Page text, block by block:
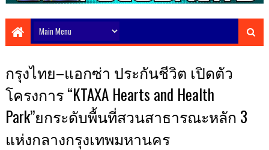
กรุงไทย–แอกซ่า ประกันชีวิต เปิดตัว
โครงการ “KTAXA Hearts and Health
Park”ยกระดับพื้นที่สวนสาธารณะหลัก 3
แห่งกลางกรุงเทพมหานคร